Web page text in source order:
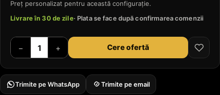
Preț personalizat pentru această configurație.
Livrare în 30 de zile· Plata se face după confirmarea comenzii
− + Cere ofertă
Trimite pe WhatsApp Trimite pe email